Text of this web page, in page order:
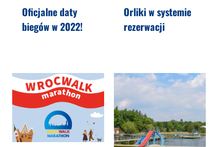
Oficjalne daty
biegów w 2022!
Orliki w systemie
rezerwacji